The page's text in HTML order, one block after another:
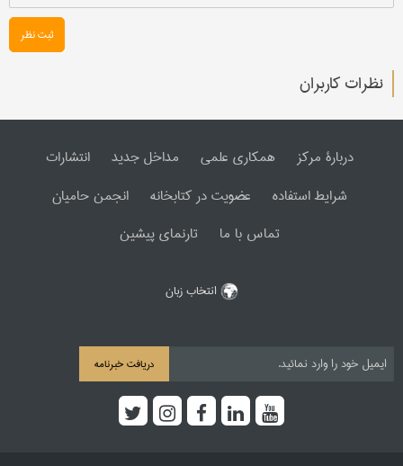
ثبت نظر
نظرات کاربران
دربارۀ مرکز همکاری علمی مداخل جدید
انتشارات
شرایط استفاده
عضویت در کتابخانه
انجمن حامیان
تماس با ما
تارنمای پیشین
انتخاب زبان
دریافت خبرنامه